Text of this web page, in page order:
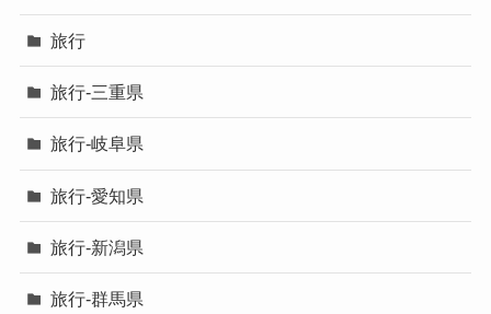
旅行
旅行-三重県
旅行-岐阜県
旅行-愛知県
旅行-新潟県
旅行-群馬県